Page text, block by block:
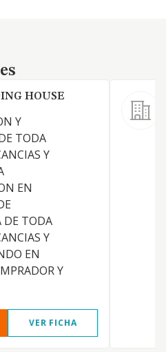
HOUSE
Y
TODA
Y
EN
DE TODA
Y
EN
Y
VER FICHA